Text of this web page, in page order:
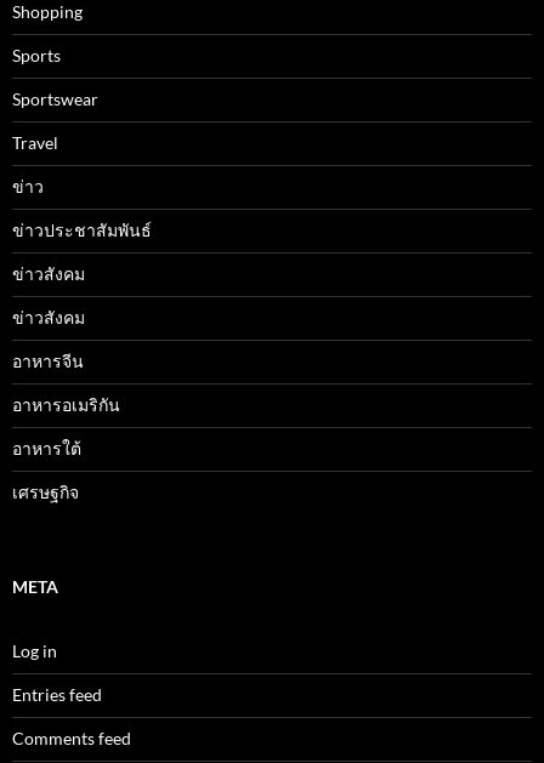
Shopping
Sports
Sportswear
Travel
ข่าว
ข่าวประชาสัมพันธ์
ข่าวสังคม
ข่าวสังคม
อาหารจีน
อาหารอเมริกัน
อาหารใต้
เศรษฐกิจ
META
Log in
Entries feed
Comments feed